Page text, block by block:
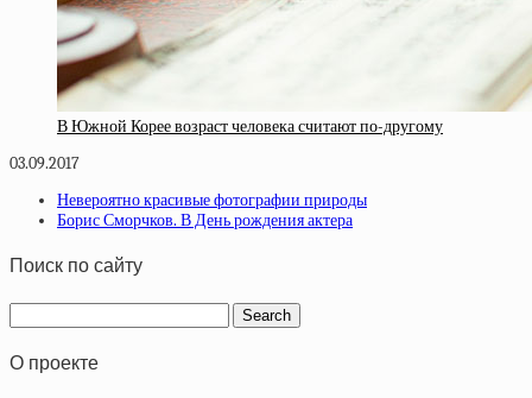
В Южной Корее возраст человека считают по-другому
03.09.2017
Невероятно красивые фотографии природы
Борис Сморчков. В День рождения актера
Поиск по сайту
О проекте